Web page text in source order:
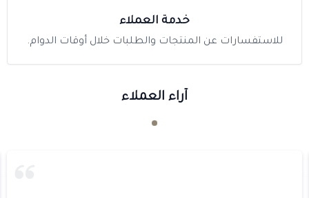
خدمة العملاء
للاستفسارات عن المنتجات والطلبات خلال أوقات الدوام.
آراء العملاء